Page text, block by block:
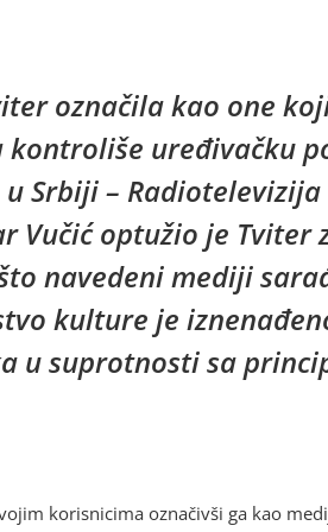
označila kao one
kontroliše uređivačku
Srbiji – Radiotelevizija
Vučić optužio je Tviter
navedeni mediji
kulture je
u suprotnosti sa
korisnicima označivši ga kao